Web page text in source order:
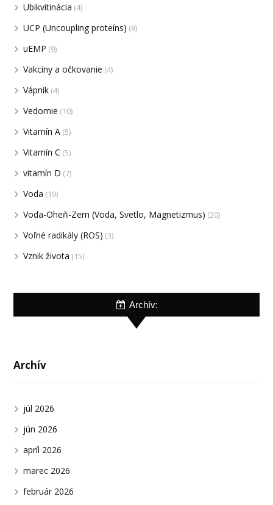
Ubikvitinácia (4)
UCP (Uncoupling proteíns) (8)
uEMP (9)
Vakcíny a očkovanie (4)
Vápnik (4)
Vedomie (10)
Vitamín A (5)
Vitamín C (5)
vitamín D (7)
Voda (19)
Voda-Oheň-Zem (Voda, Svetlo, Magnetizmus) (20)
Voľné radikály (ROS) (3)
Vznik života (15)
Archív:
Archív
júl 2026
jún 2026
apríl 2026
marec 2026
február 2026